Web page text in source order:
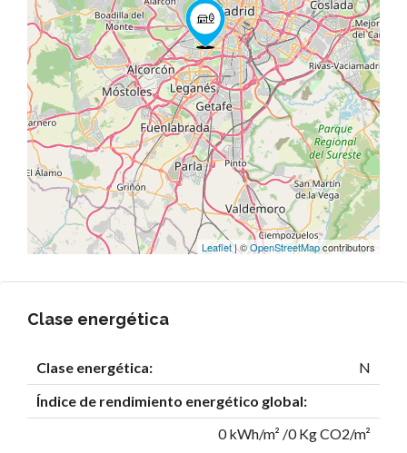
Leaflet| ©OpenStreetMapcontributors
Clase energética
Clase energética:
N
Índice de rendimiento energético global:
0 kWh/m² /0 Kg CO2/m²